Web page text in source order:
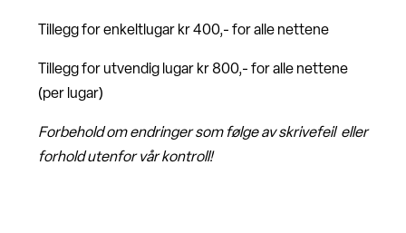
Tillegg for enkeltlugar kr 400,- for alle nettene
Tillegg for utvendig lugar kr 800,- for alle nettene
(per lugar)
Forbehold om endringer som følge av skrivefeil eller
forhold utenfor vår kontroll!